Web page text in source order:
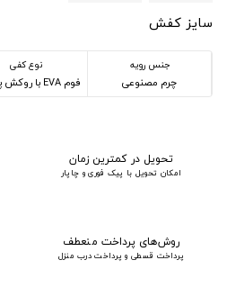
سایز کفش
جنس رویه
چرم مصنوعی
نوع کفی
فوم EVA با روکش پارچه‌ای
تحویل در کمترین زمان
امکان تحویل با پیک فوری و چاپار
روش‌های پرداخت منعطف
پرداخت قسطی و پرداخت درب منزل